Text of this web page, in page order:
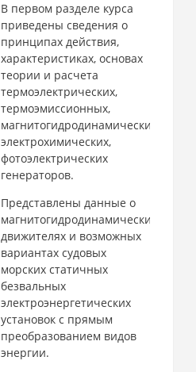
В первом разделе курса
приведены сведения о
принципах действия,
характеристиках, основах
теории и расчета
термоэлектрических,
термоэмиссионных,
магнитогидродинамических,
электрохимических,
фотоэлектрических
генераторов.
Представлены данные о
магнитогидродинамических
движителях и возможных
вариантах судовых
морских статичных
безвальных
электроэнергетических
установок с прямым
преобразованием видов
энергии.